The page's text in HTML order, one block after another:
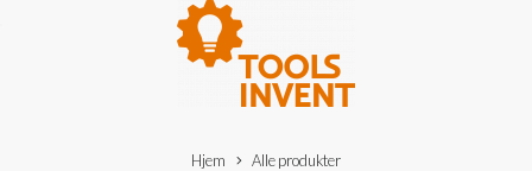
Hjem Alle produkter